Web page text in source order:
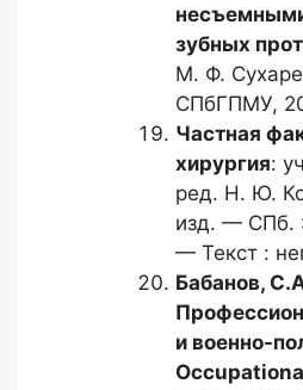
зубных
М. Ф.
СПбГПМУ,
Частная
хирургия:
ред. Н. Ю.
изд. — СПб.
— Текст :
Бабанов,
и военно-